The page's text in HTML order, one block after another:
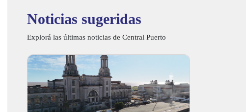
Noticias sugeridas
Explorá las últimas noticias de Central Puerto